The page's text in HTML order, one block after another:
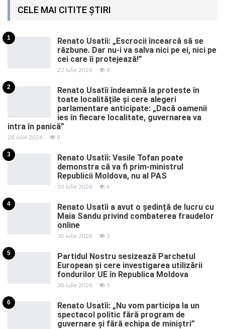
CELE MAI CITITE ȘTIRI
1
Renato Usatîi: „Escrocii încearcă să se
răzbune. Dar nu-i va salva nici pe ei, nici pe
cei care îi protejează!”
22 iulie 2026 8
2
Renato Usatîi îndeamnă la proteste în
toate localitățile și cere alegeri
parlamentare anticipate: „Dacă oamenii
ies în fiecare localitate, guvernarea va
intra în panică”
28 iulie 2026 8
3
Renato Usatîi: Vasile Tofan poate
demonstra că va fi prim-ministrul
Republicii Moldova, nu al PAS
10 iulie 2026 6
4
Renato Usatîi a avut o ședință de lucru cu
Maia Sandu privind combaterea fraudelor
online
30 iulie 2026 5
5
Partidul Nostru sesizează Parchetul
European și cere investigarea utilizării
fondurilor UE în Republica Moldova
30 iulie 2026 5
6
Renato Usatîi: „Nu vom participa la un
spectacol politic fără program de
guvernare și fără echipa de miniștri”